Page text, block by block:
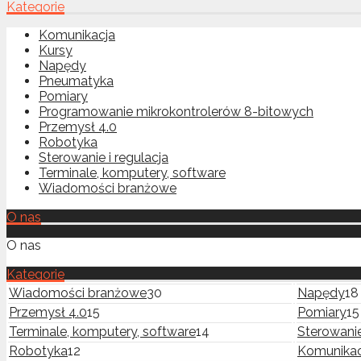
Kategorie
Komunikacja
Kursy
Napędy
Pneumatyka
Pomiary
Programowanie mikrokontrolerów 8-bitowych
Przemysł 4.0
Robotyka
Sterowanie i regulacja
Terminale, komputery, software
Wiadomości branżowe
O nas
O nas
Kategorie
Wiadomości branżowe30 Napędy18
Przemysł 4.015 Pomiary15
Terminale, komputery, software14
Robotyka12